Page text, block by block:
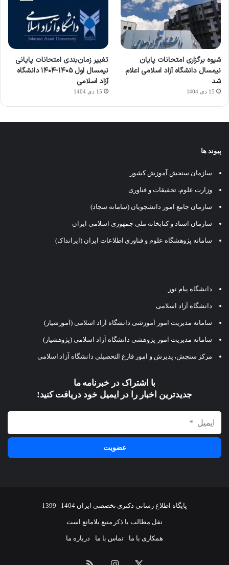
شیوه برگزاری امتحانات پایان
نیمسال دانشگاه آزاد اسلامی اعلام
شد
15 دی 1404
تغییر زمان‌بندی امتحانات پایانی
نیمسال اول ۱۴۰۵-۱۴۰۴ دانشگاه
آزاد اسلامی
15 دی 1404
پیوند ها
سازمان سنجش آموزش کشور
وزارت علوم، تحقیقات و فناوری
سازمان جامع امور دانشجویان (سامانه سجاد)
سازمان اسناد و کتابخانه ملی جمهوری اسلامی ایران
سامانه پژوهشگاه علوم و فناوری اطلاعات ایران (ایرانداک)
دانشگاه پیام نور
دانشگاه آزاد اسلامی
سامانه مدیریت امور آموزشی دانشگاه آزاد اسلامی (آموزشیار)
سامانه مدیریت امور پژوهشی دانشگاه آزاد اسلامی (پژوهشیار)
مرکز سنجش، پذیرش و امور فارغ التحصیلی دانشگاه آزاد اسلامی
با اشتراک در خبرنامه ما
جدیدترین اخبار را در ایمیل خود دریافت کنید!
پایگاه اطلاع رسانی دکتری تخصصی ایران 1404 - 1399
نقل مطالب با ذکر منبع بلامانع است
همکاری با ما تماس با ما درباره ما